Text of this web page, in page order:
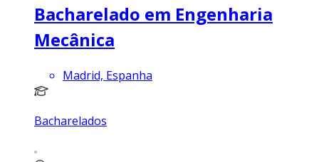
Bacharelado em Engenharia
Mecânica
Madrid, Espanha
Bacharelados